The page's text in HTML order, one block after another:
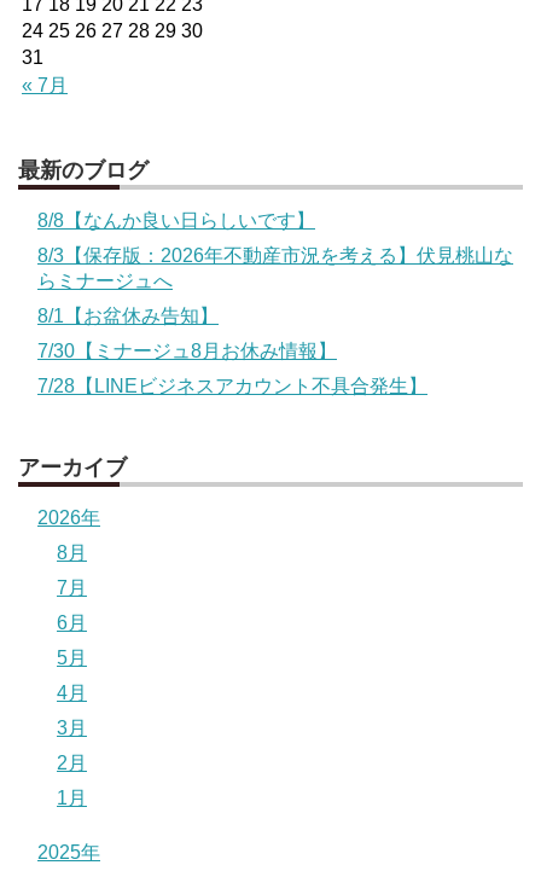
« 7月
17 18 19 20 21 22 23
24 25 26 27 28 29 30
31
最新のブログ
8/8【なんか良い日らしいです】
8/3【保存版：2026年不動産市況を考える】伏見桃山な
らミナージュへ
8/1【お盆休み告知】
7/30【ミナージュ8月お休み情報】
7/28【LINEビジネスアカウント不具合発生】
アーカイブ
2026年
8月
7月
6月
5月
4月
3月
2月
1月
2025年